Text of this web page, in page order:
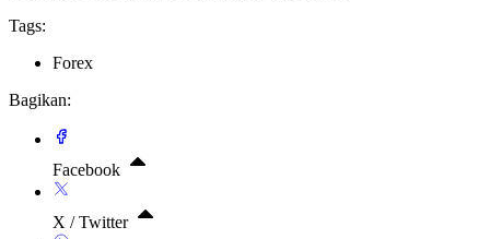
Tags:
Forex
Bagikan:
Facebook
X / Twitter